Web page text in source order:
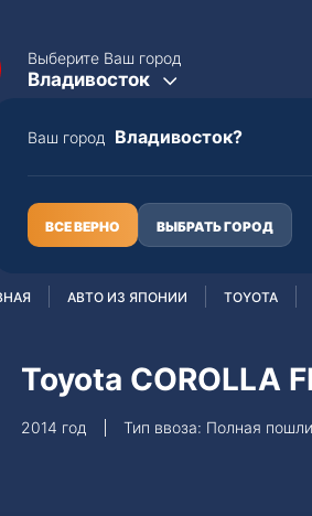
Выберите Ваш город
Владивосток
Ваш город Владивосток?
ВСЕ ВЕРНО ВЫБРАТЬ ГОРОД
пошлина
АВТО ИЗ ЯПОНИИ TOYOTA
Toyota COROLLA
2014 год Тип ввоза: Полная